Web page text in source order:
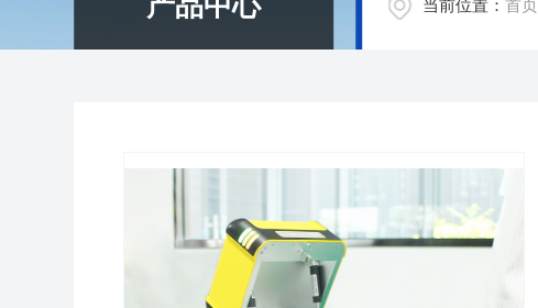
当前位置：首页